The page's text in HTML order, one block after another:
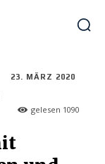
23. MÄRZ 2020
gelesen 1090